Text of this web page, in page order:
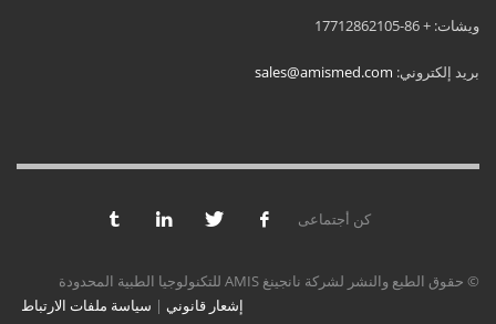
ويشات: + 86-17712862105
بريد إلكتروني: sales@amismed.com
كن أجتماعى
© حقوق الطبع والنشر لشركة نانجينغ AMIS للتكنولوجيا الطبية المحدودة
إشعار قانوني | سياسة ملفات الارتباط